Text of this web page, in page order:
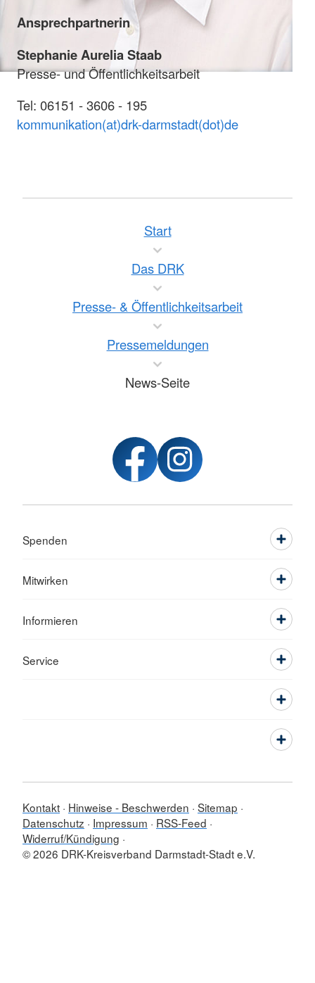
Ansprechpartnerin
Stephanie Aurelia Staab
Presse- und Öffentlichkeitsarbeit
Tel: 06151 - 3606 - 195
kommunikation(at)drk-darmstadt(dot)de
Start
Das DRK
Presse- & Öffentlichkeitsarbeit
Pressemeldungen
News-Seite
Spenden
Mitwirken
Informieren
Service
Kontakt Hinweise - Beschwerden Sitemap
Datenschutz
Impressum
RSS-Feed
Widerruf/Kündigung
© 2026 DRK-Kreisverband Darmstadt-Stadt e.V.